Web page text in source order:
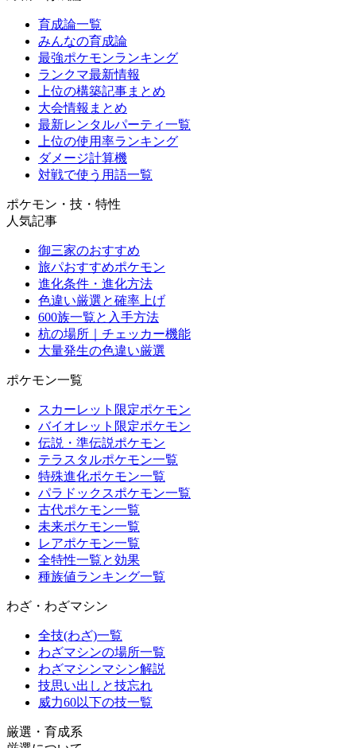
育成論一覧
みんなの育成論
最強ポケモンランキング
ランクマ最新情報
上位の構築記事まとめ
大会情報まとめ
最新レンタルパーティ一覧
上位の使用率ランキング
ダメージ計算機
対戦で使う用語一覧
ポケモン・技・特性
人気記事
御三家のおすすめ
旅パおすすめポケモン
進化条件・進化方法
色違い厳選と確率上げ
600族一覧と入手方法
杭の場所｜チェッカー機能
大量発生の色違い厳選
ポケモン一覧
スカーレット限定ポケモン
バイオレット限定ポケモン
伝説・準伝説ポケモン
テラスタルポケモン一覧
特殊進化ポケモン一覧
パラドックスポケモン一覧
古代ポケモン一覧
未来ポケモン一覧
レアポケモン一覧
全特性一覧と効果
種族値ランキング一覧
わざ・わざマシン
全技(わざ)一覧
わざマシンの場所一覧
わざマシンマシン解説
技思い出しと技忘れ
威力60以下の技一覧
厳選・育成系